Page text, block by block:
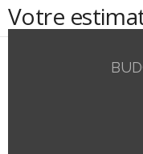
Votre